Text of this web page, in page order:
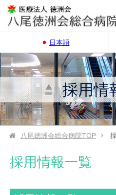
日本語
採用情
八尾徳洲会総合病院TOP
採用情報一覧